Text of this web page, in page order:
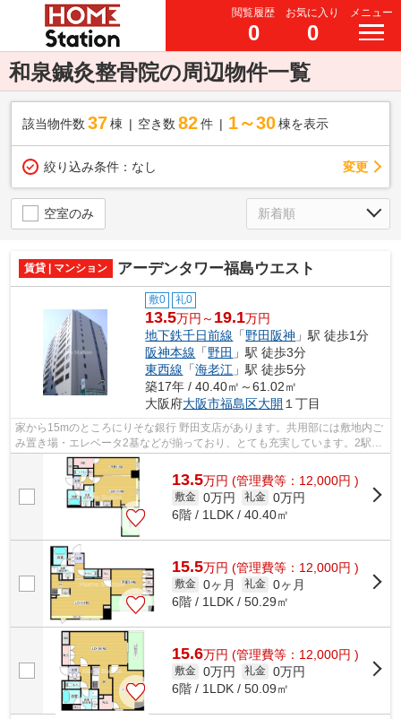
閲覧履歴
0
お気に入り
0
メニュー
和泉鍼灸整骨院の周辺物件一覧
該当物件数 37棟 空き数 82 件 1～30 棟を表示
絞り込み条件： なし 変更
空室のみ
賃貸 | マンション アーデンタワー福島ウエスト
敷0 礼0
13.5万円～ 19.1万円
地下鉄千日前線 「野田阪神 」駅 徒歩1分
阪神本線 「野田 」駅 徒歩3分
東西線 「海老江 」駅 徒歩5分
築17年 / 40.40㎡～61.02㎡
大阪府大阪市福島区大開 １丁目
家から15mのところにりそな銀行 野田支店があります。共用部には敷地内ご
み置き場・エレベータ2基などが揃っており、とても充実しています。2駅利
用可能な物件なので、交通経路を選ぶ...
13.5万円 (管理費等：12,000円 )
敷金 0万円 礼金 0万円
6階 / 1LDK / 40.40㎡
15.5万円 (管理費等：12,000円 )
敷金 0ヶ月 礼金 0ヶ月
6階 / 1LDK / 50.29㎡
15.6万円 (管理費等：12,000円 )
敷金 0万円 礼金 0万円
6階 / 1LDK / 50.09㎡